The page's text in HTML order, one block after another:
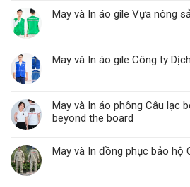
May và In áo gile Vựa nông
May và In áo gile Công ty
May và In áo phông Câu lạc
beyond the board
May và In đồng phục bảo hộ